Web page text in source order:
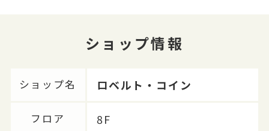
ショップ情報
ショップ名 ロベルト・コイン
フロア 8F